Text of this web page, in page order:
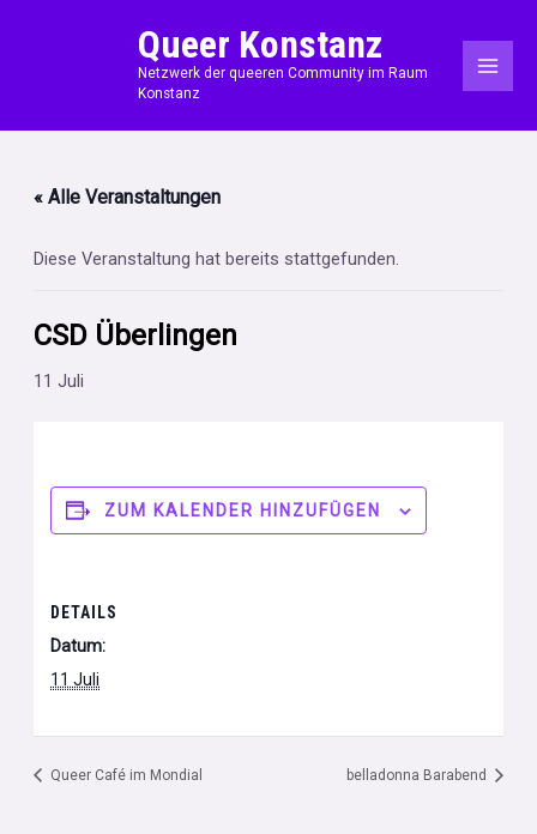
Queer Konstanz
Netzwerk der queeren Community im Raum
Konstanz
« Alle Veranstaltungen
Diese Veranstaltung hat bereits stattgefunden.
CSD Überlingen
11 Juli
ZUM KALENDER HINZUFÜGEN
DETAILS
Datum:
11 Juli
Queer Café im Mondial belladonna Barabend